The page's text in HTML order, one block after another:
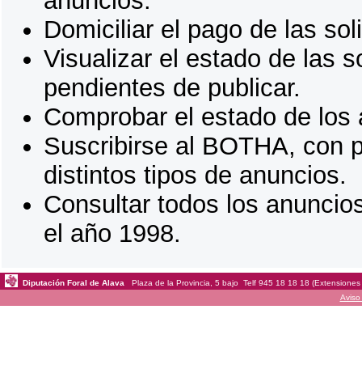
Domiciliar el pago de las
Visualizar el estado de las
pendientes de publicar.
Comprobar el estado de
Suscribirse al BOTHA, con
distintos tipos de anuncios.
Consultar todos los
el año 1998.
Diputación Foral de Alava Plaza de la Provincia, 5 bajo Telf 945 18 18 18
Aviso